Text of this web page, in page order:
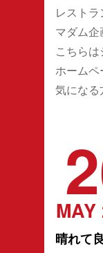
レスト
マダム企
こちら
ホームペ
気になる
MAY
晴れて